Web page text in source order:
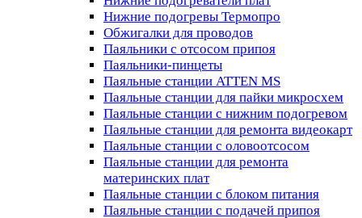
Нижние подогревы Термопро
Обжигалки для проводов
Паяльники с отсосом припоя
Паяльники-пинцеты
Паяльные станции ATTEN MS
Паяльные станции для пайки микросхем
Паяльные станции с нижним подогревом
Паяльные станции для ремонта видеокарт
Паяльные станции с оловоотсосом
Паяльные станции для ремонта
материнских плат
Паяльные станции с блоком питания
Паяльные станции с подачей припоя